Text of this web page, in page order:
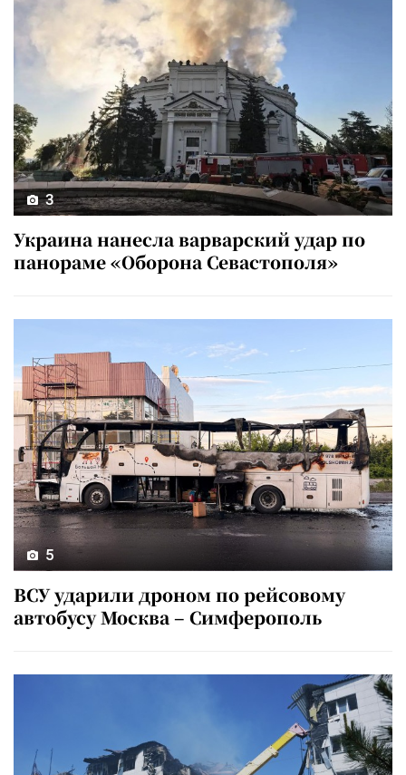
3
Украина нанесла варварский удар по
панораме «Оборона Севастополя»
5
ВСУ ударили дроном по рейсовому
автобусу Москва – Симферополь